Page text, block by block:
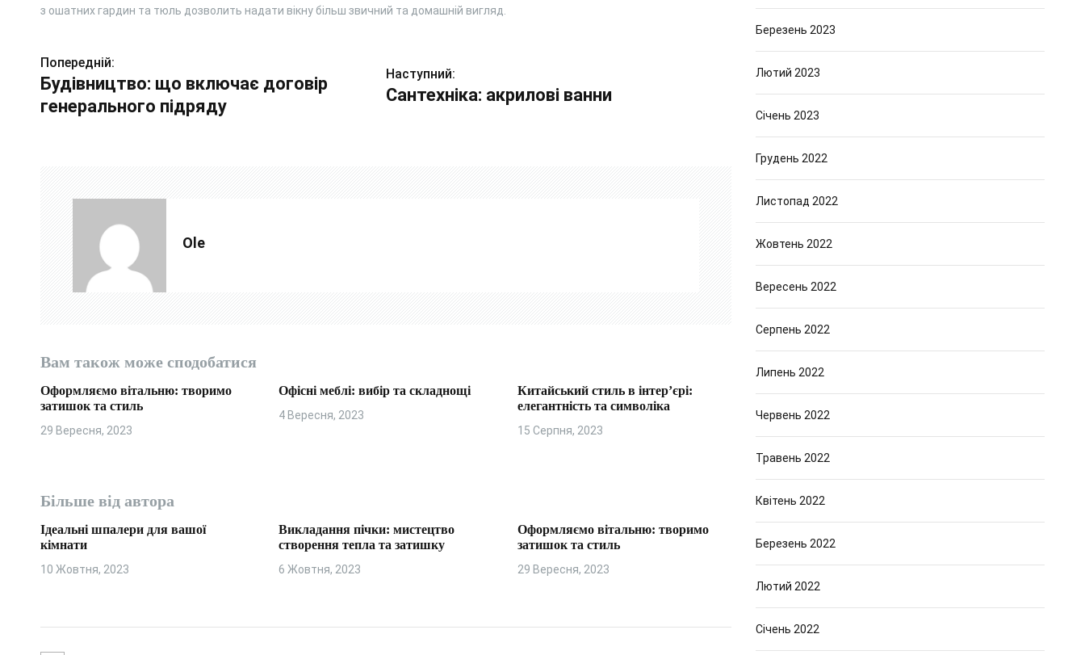
з ошатних гардин та тюль дозволить надати вікну більш звичний та домашній вигляд.
Н
а
а
п
и
і
в
Попередній:
Будівництво: що включає договір
генерального підряду
Наступний:
Сантехніка: акрилові ванни
Ole
Вам також може сподобатися
Оформляємо вітальню: творимо
затишок та стиль
29 Вересня, 2023
Офісні меблі: вибір та складнощі
4 Вересня, 2023
Китайський стиль в інтер’єрі:
елегантність та символіка
15 Серпня, 2023
Більше від автора
Ідеальні шпалери для вашої
кімнати
10 Жовтня, 2023
Викладання пічки: мистецтво
створення тепла та затишку
6 Жовтня, 2023
Оформляємо вітальню: творимо
затишок та стиль
29 Вересня, 2023
Березень 2023
Лютий 2023
Січень 2023
Грудень 2022
Листопад 2022
Жовтень 2022
Вересень 2022
Серпень 2022
Липень 2022
Червень 2022
Травень 2022
Квітень 2022
Березень 2022
Лютий 2022
Січень 2022